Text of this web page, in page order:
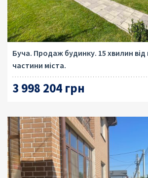
Буча. Продаж будинку. 15 хвилин від
частини міста.
3 998 204 грн